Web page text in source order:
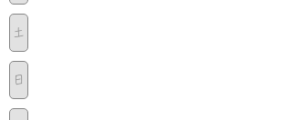
土
日